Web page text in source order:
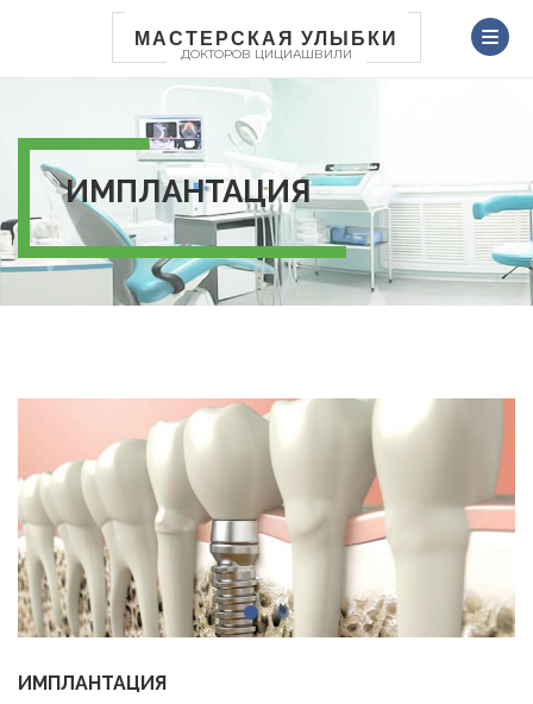
МАСТЕРСКАЯ УЛЫБКИ
ДОКТОРОВ ЦИЦИАШВИЛИ
ИМПЛАНТАЦИЯ
ИМПЛАНТАЦИЯ